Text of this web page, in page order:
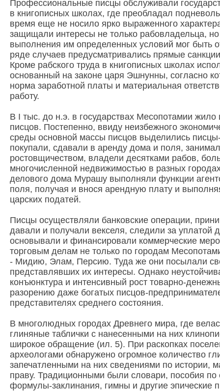
Профессиональные писцы обслуживали
в книгописных школах, где преобладал
время еще не носило ярко выраженного
защищали интересы не только рабовладельца,
выполнения им определенных условий мог быть
ряде случаев предусматривались прямые
Кроме рабского труда в книгописных школах
основанный на законе царя Эшнунны, согласно
норма заработной платы и материальная
работу.
В I тыс. до н.э. в государствах Месопотамии
писцов. Постепенно, ввиду неизбежного
среды основной массы писцов выделились
покупали, сдавали в аренду дома и поля,
ростовщичеством, владели десятками рабов,
многочисленной недвижимостью в разных
делового дома Мурашу выполняли функции
поля, получая и внося арендную плату и
царских податей.
Писцы осуществляли банковские операции,
давали и получали векселя, следили за уплатой
основывали и финансировали коммерческие
торговым делам не только по городам
- Мидию, Элам, Персию. Туда же они посылали
представлявших их интересы. Однако
конъюнктура и интенсивный рост товарно-
разорению даже богатых писцов-
представителях среднего состояния.
В многолюдных городах Древнего мира, где
глиняные таблички с нанесенными на них
широкое обращение (ил. 5). При раскопках
археологами обнаружено огромное количество
запечатленными на них сведениями по истории,
праву. Традиционными были словари, пособия по
формулы-заклинания, гимны и другие эпические